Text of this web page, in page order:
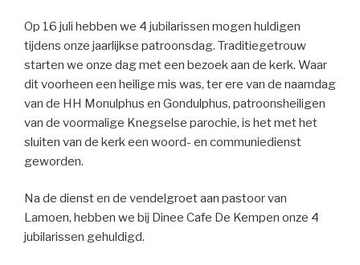
Op 16 juli hebben we 4 jubilarissen mogen huldigen
tijdens onze jaarlijkse patroonsdag. Traditiegetrouw
starten we onze dag met een bezoek aan de kerk. Waar
dit voorheen een heilige mis was, ter ere van de naamdag
van de HH Monulphus en Gondulphus, patroonsheiligen
van de voormalige Knegselse parochie, is het met het
sluiten van de kerk een woord- en communiedienst
geworden.
Na de dienst en de vendelgroet aan pastoor van
Lamoen, hebben we bij Dinee Cafe De Kempen onze 4
jubilarissen gehuldigd.